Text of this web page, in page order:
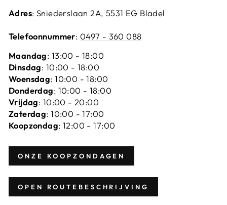
Adres: Sniederslaan 2A, 5531 EG Bladel
Telefoonnummer: 0497 - 360 088
Maandag: 13:00 - 18:00
Dinsdag: 10:00 - 18:00
Woensdag: 10:00 - 18:00
Donderdag: 10:00 - 18:00
Vrijdag: 10:00 - 20:00
Zaterdag: 10:00 - 17:00
Koopzondag: 12:00 - 17:00
ONZE KOOPZONDAGEN
OPEN ROUTEBESCHRIJVING